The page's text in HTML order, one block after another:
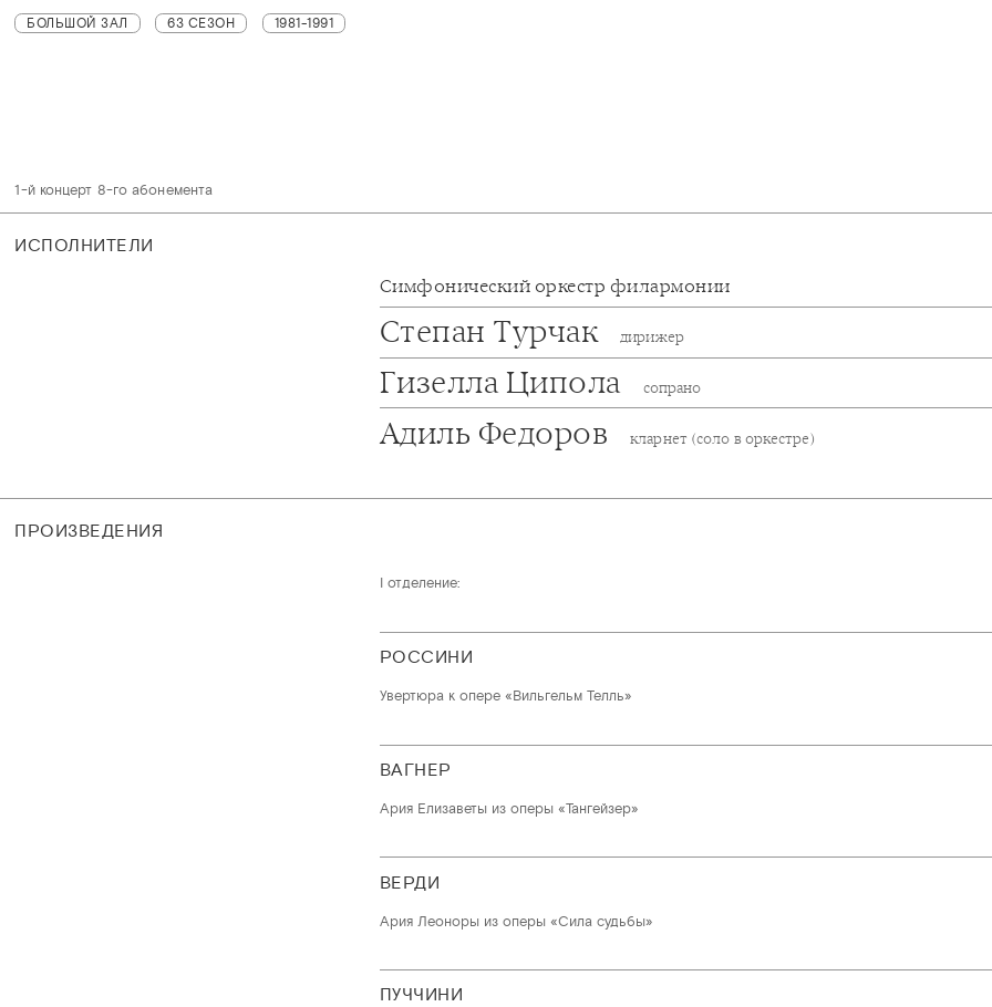
БОЛЬШОЙ ЗАЛ 63 СЕЗОН 1981-1991
1-й концерт 8-го абонемента
ИСПОЛНИТЕЛИ
Симфонический оркестр филармонии
Степан Турчак дирижер
Гизелла Ципола сопрано
Адиль Федоров кларнет (соло в оркестре)
ПРОИЗВЕДЕНИЯ
I отделение:
РОССИНИ
Увертюра к опере «Вильгельм Телль»
ВАГНЕР
Ария Елизаветы из оперы «Тангейзер»
ВЕРДИ
Ария Леоноры из оперы «Сила судьбы»
ПУЧЧИНИ